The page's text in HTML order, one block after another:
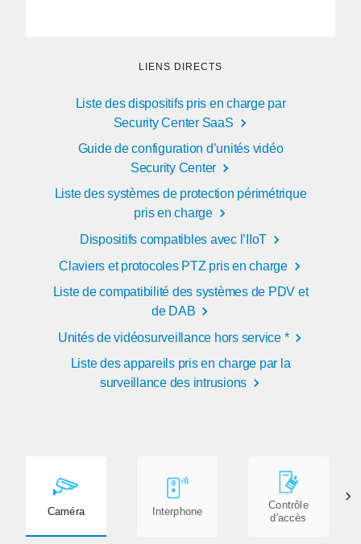
LIENS DIRECTS
Liste des dispositifs pris en charge par
Security Center SaaS
Guide de configuration d’unités vidéo
Security Center
Liste des systèmes de protection périmétrique
pris en charge
Dispositifs compatibles avec l’IIoT
Claviers et protocoles PTZ pris en charge
Liste de compatibilité des systèmes de PDV et
de DAB
Unités de vidéosurveillance hors service *
Liste des appareils pris en charge par la
surveillance des intrusions
Caméra Interphone
Contrôle
d'accès